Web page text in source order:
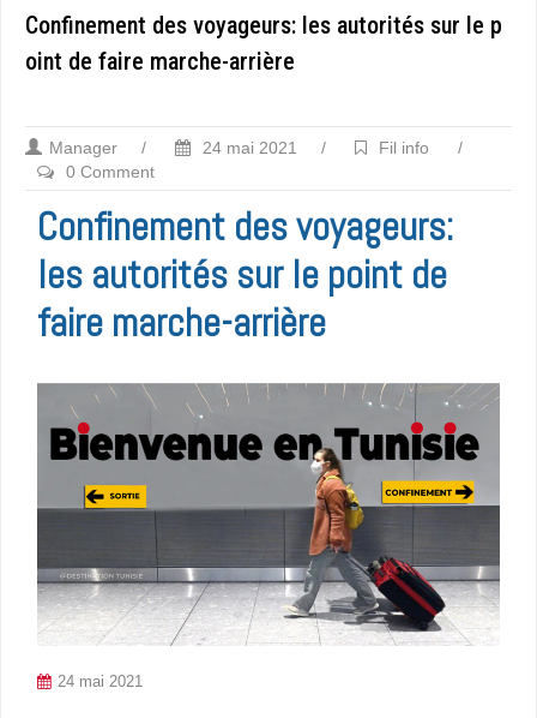
Confinement des voyageurs: les autorités sur le p
oint de faire marche-arrière
Manager / 24 mai 2021 / Fil info
/
0 Comment
Confinement des voyageurs:
les autorités sur le point de
faire marche-arrière
24 mai 2021